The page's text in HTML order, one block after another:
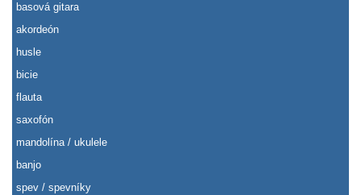
basová gitara
akordeón
husle
bicie
flauta
saxofón
mandolína / ukulele
banjo
spev / spevníky